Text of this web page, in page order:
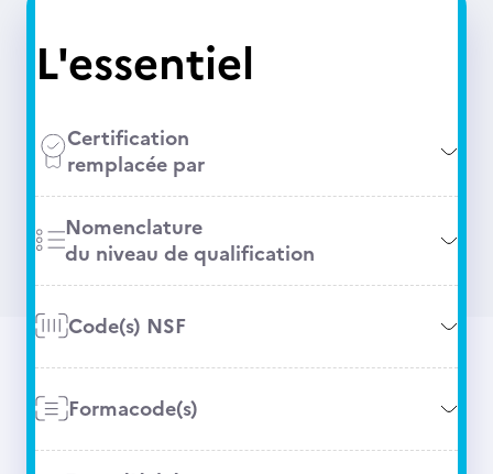
L'essentiel
Certification
remplacée par
Nomenclature
du niveau de qualification
Code(s) NSF
Formacode(s)